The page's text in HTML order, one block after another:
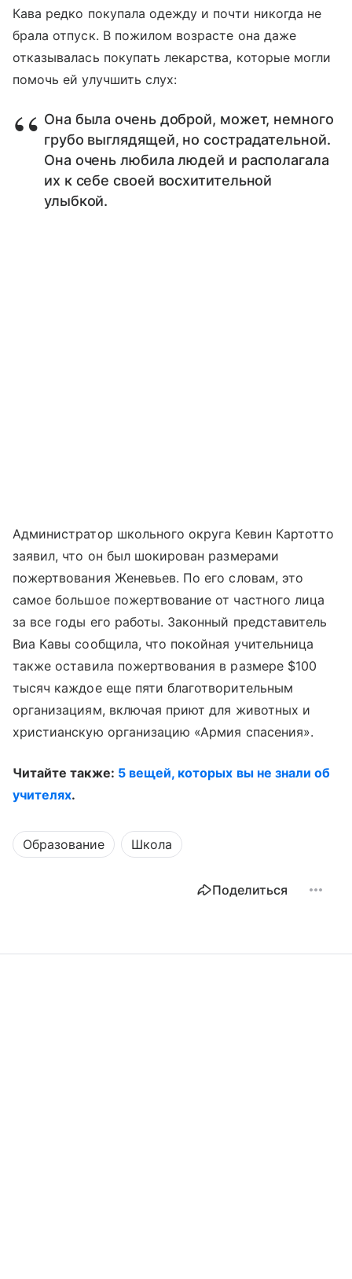
Кава редко покупала одежду и почти никогда не
брала отпуск. В пожилом возрасте она даже
отказывалась покупать лекарства, которые могли
помочь ей улучшить слух:
Она была очень доброй, может, немного
грубо выглядящей, но сострадательной.
Она очень любила людей и располагала
их к себе своей восхитительной
улыбкой.
Администратор школьного округа Кевин Картотто
заявил, что он был шокирован размерами
пожертвования Женевьев. По его словам, это
самое большое пожертвование от частного лица
за все годы его работы. Законный представитель
Виа Кавы сообщила, что покойная учительница
также оставила пожертвования в размере $100
тысяч каждое еще пяти благотворительным
организациям, включая приют для животных и
христианскую организацию «Армия спасения».
Читайте также: 5 вещей, которых вы не знали об
учителях.
Образование Школа
Поделиться